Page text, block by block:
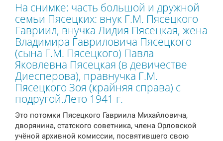
На снимке: часть большой и дружной
семьи Пясецких: внук Г.М. Пясецкого
Гавриил, внучка Лидия Пясецкая, жена
Владимира Гавриловича Пясецкого
(сына Г.М. Пясецкого) Павла
Яковлевна Пясецкая (в девичестве
Диесперова), правнучка Г.М.
Пясецкого Зоя (крайняя справа) с
подругой.Лето 1941 г.
Это потомки Пясецкого Гавриила Михайловича,
дворянина, статского советника, члена Орловской
учёной архивной комиссии, посвятившего свою